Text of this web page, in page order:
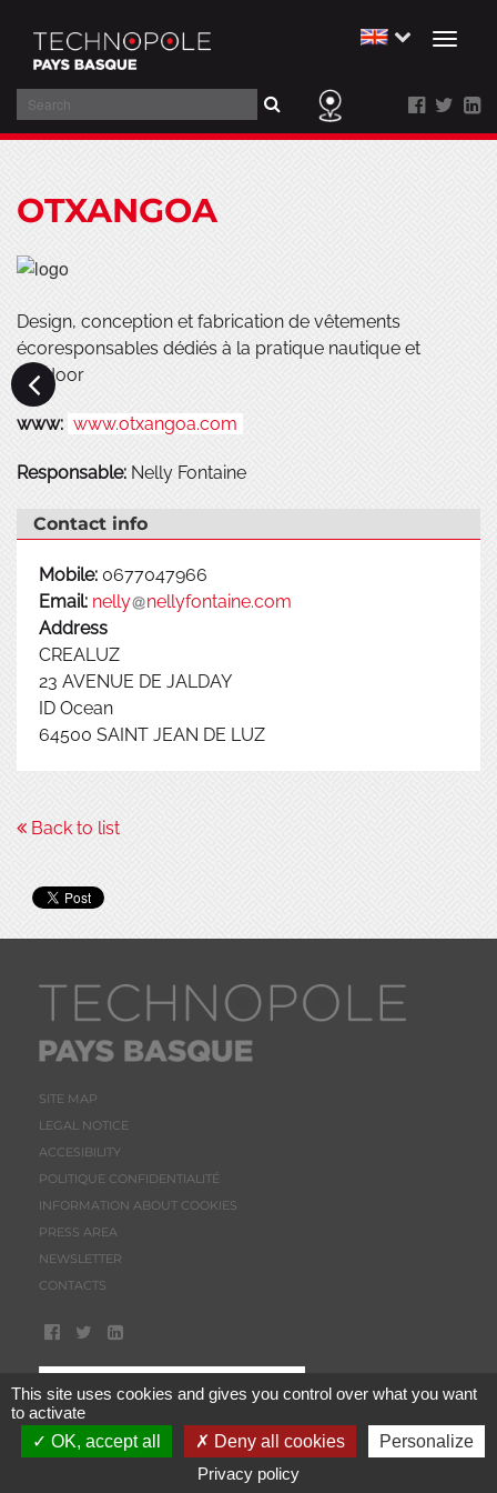
main
content
Toggle
Search
OTXANGOA
Design, conception et fabrication de vêtements
écoresponsables dédiés à la pratique nautique et
outdoor
www: www.otxangoa.com
Responsable: Nelly Fontaine
Contact info
Mobile: 0677047966
Email: nelly
nellyfontaine.com
Address
CREALUZ
23 AVENUE DE JALDAY
ID Ocean
64500 SAINT JEAN DE LUZ
Back to list
SITE MAP
LEGAL NOTICE
ACCESIBILITY
POLITIQUE CONFIDENTIALITÉ
INFORMATION ABOUT COOKIES
PRESS AREA
NEWSLETTER
CONTACTS
This site uses cookies and gives you control over what you want
to activate
OK, accept all
Deny all cookies
Personalize
Privacy policy